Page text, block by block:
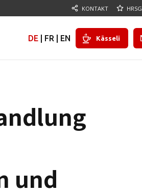
KONTAKT HRSG
DE FR EN Kässeli
und